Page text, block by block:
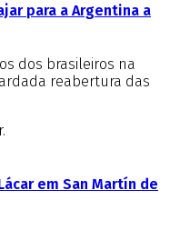
para a Argentina a
dos brasileiros na
reabertura das
em San Martín de